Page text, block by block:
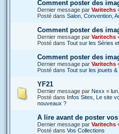
Comment poster des
Dernier message par Varitechs
Posté dans Salon, Convention,
Comment poster des
Dernier message par Varitechs
Posté dans Tout sur les Séries
Comment poster des
Dernier message par Varitechs
Posté dans Tout sur les jouets
YF21
Dernier message par Nexx «
Posté dans Infos Sites, Le site
nouveaux ?
A lire avant de poster
Dernier message par Varitechs
Posté dans Vos Collections